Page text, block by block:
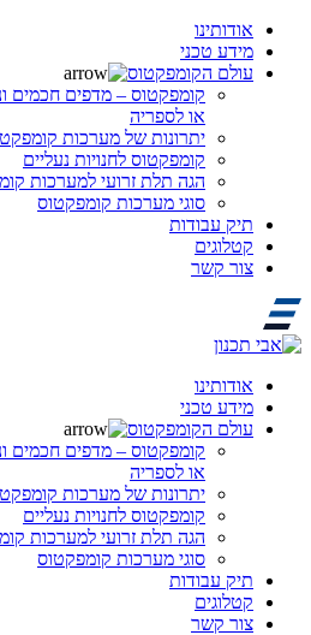
אודותינו
מידע טכני
עולם הקומפקטוס
קומפקטוס – מדפים חכמים
או לספריה
יתרונות של מערכות
קומפקטוס לחנויות נעליים
הגה תלת זרועי למערכות
סוגי מערכות קומפקטוס
תיק עבודות
קטלוגים
צור קשר
אודותינו
מידע טכני
עולם הקומפקטוס
קומפקטוס – מדפים חכמים
או לספריה
יתרונות של מערכות
קומפקטוס לחנויות נעליים
הגה תלת זרועי למערכות
סוגי מערכות קומפקטוס
תיק עבודות
קטלוגים
צור קשר